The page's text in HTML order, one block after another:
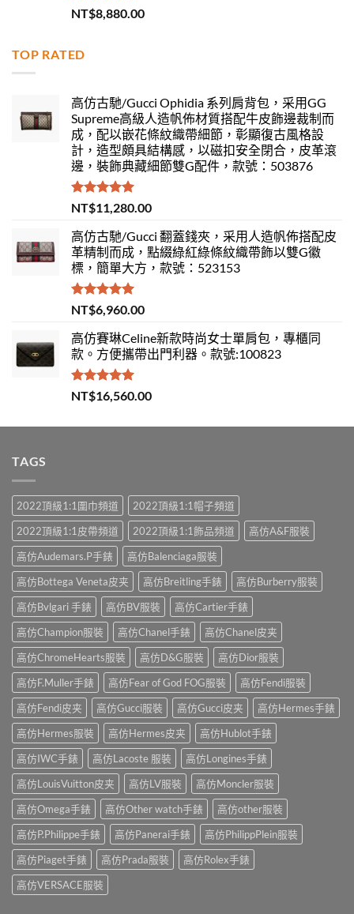
評分 5.00
滿分 5
NT$8,880.00
TOP RATED
高仿古馳/Gucci Ophidia 系列肩背包，采用GG
Supreme高級人造帆佈材質搭配牛皮飾邊裁制而
成，配以嵌花條紋織帶細節，彰顯復古風格設
計，造型頗具結構感，以磁扣安全閉合，皮革滾
邊，裝飾典藏細節雙G配件，款號：503876
評分5.00
滿分 5
NT$11,280.00
高仿古馳/Gucci 翻蓋錢夾，采用人造帆佈搭配皮
革精制而成，點綴綠紅綠條紋織帶飾以雙G徽
標，簡單大方，款號：523153
評分 5.00
滿分 5
NT$6,960.00
高仿賽琳Celine新款時尚女士單肩包，專櫃同
款。方便攜帶出門利器。款號:100823
評分5.00
滿分 5
NT$16,560.00
TAGS
2022頂級1:1圍巾頻道
2022頂級1:1帽子頻道
2022頂級1:1皮帶頻道
2022頂級1:1飾品頻道
高仿A&F服裝
高仿Audemars.P手錶
高仿Balenciaga服裝
高仿Bottega Veneta皮夹
高仿Breitling手錶
高仿Burberry服裝
高仿Bvlgari 手錶
高仿BV服裝
高仿Cartier手錶
高仿Champion服裝
高仿Chanel手錶
高仿Chanel皮夹
高仿ChromeHearts服裝
高仿D&G服裝
高仿Dior服裝
高仿F.Muller手錶
高仿Fear of God FOG服裝
高仿Fendi服裝
高仿Fendi皮夹
高仿Gucci服裝 高仿Gucci皮夹
高仿Hermes手錶
高仿Hermes服裝
高仿Hermes皮夹
高仿Hublot手錶
高仿IWC手錶
高仿Lacoste 服裝
高仿Longines手錶
高仿LouisVuitton皮夹
高仿LV服裝
高仿Moncler服裝
高仿Omega手錶
高仿Other watch手錶
高仿other服裝
高仿P.Philippe手錶
高仿Panerai手錶
高仿PhilippPlein服裝
高仿Piaget手錶
高仿Prada服裝
高仿Rolex手錶
高仿VERSACE服裝